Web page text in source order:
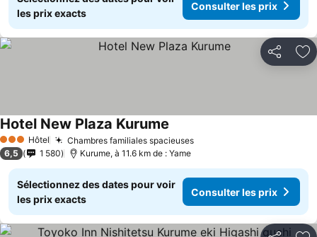
les prix exacts
Consulter les prix
Partager
3 ÉtoilesHôtel Chambres familiales spacieusesConsulter les prix
Hotel New Plaza Kurume
6,5 1 580 Kurume, à 11.6 km de : Yame
Sélectionnez des dates pour voir
les prix exacts
Consulter les prix